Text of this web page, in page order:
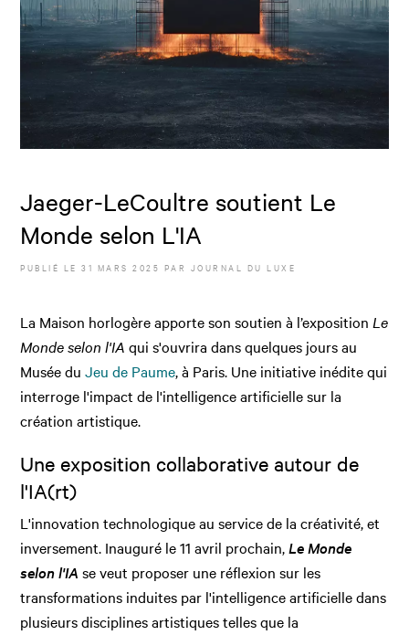
Jaeger-LeCoultre soutient Le
Monde selon L'IA
PUBLIÉ LE31 MARS 2025 PAR JOURNAL DU LUXE
La Maison horlogère apporte son soutien à l’exposition Le
Monde selon l'IA qui s'ouvrira dans quelques jours au
Musée duJeu de Paume, à Paris. Une initiative inédite qui
interroge l'impact de l'intelligence artificielle sur la
création artistique.
Une exposition collaborative autour de
l'IA(rt)
L'innovation technologique au service de la créativité, et
inversement. Inauguré le 11 avril prochain,Le Monde
selon l'IA se veut proposer une réflexion sur les
transformations induites par l'intelligence artificielle dans
plusieurs disciplines artistiques telles que la